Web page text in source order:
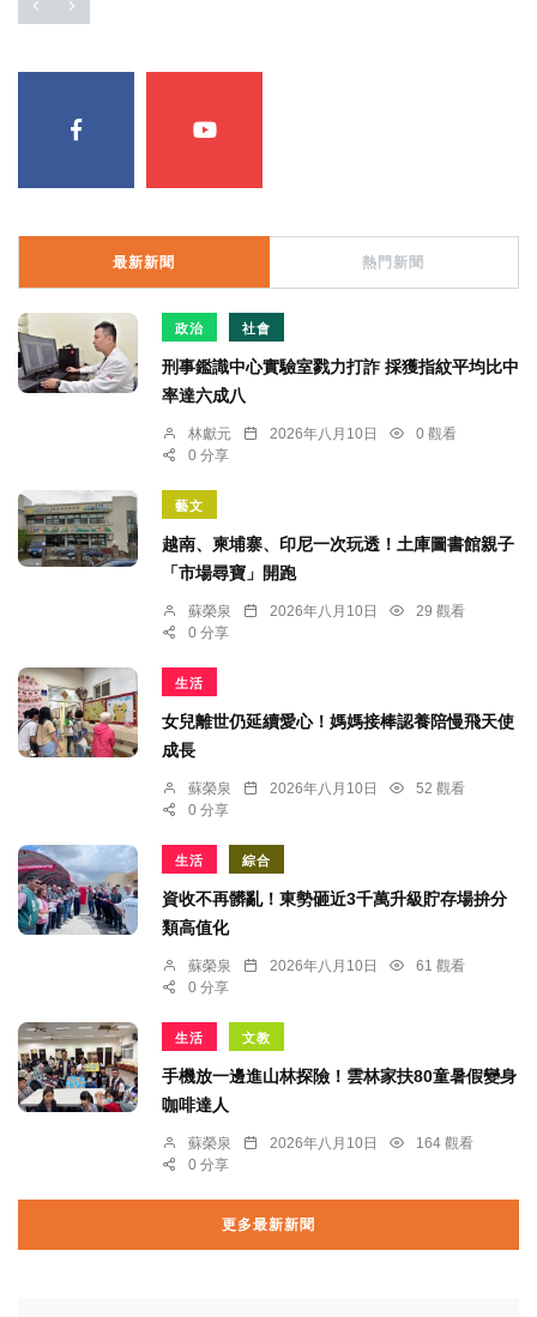
最新新聞 熱門新聞
政治 社會
刑事鑑識中心實驗室戮力打詐 採獲指紋平均比中
率達六成八
林獻元 2026年八月10日
0 觀看
0 分享
藝文
越南、柬埔寨、印尼一次玩透！土庫圖書館親子
「市場尋寶」開跑
蘇榮泉 2026年八月10日
29 觀看
0 分享
生活
女兒離世仍延續愛心！媽媽接棒認養陪慢飛天使
成長
蘇榮泉 2026年八月10日
52 觀看
0 分享
生活 綜合
資收不再髒亂！東勢砸近3千萬升級貯存場拚分
類高值化
蘇榮泉 2026年八月10日
61 觀看
0 分享
生活 文教
手機放一邊進山林探險！雲林家扶80童暑假變身
咖啡達人
蘇榮泉 2026年八月10日
164 觀看
0 分享
更多最新新聞